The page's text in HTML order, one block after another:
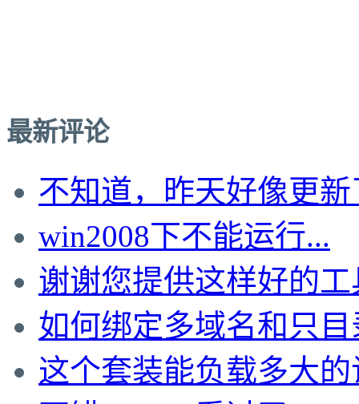
最新评论
不知道，昨天好像更新
win2008下不能运行...
谢谢您提供这样好的工
如何绑定多域名和只目
这个套装能负载多大的